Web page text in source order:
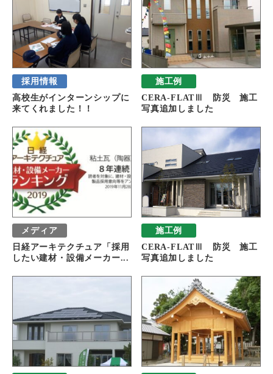
採用情報
高校生がインターンシップに
来てくれました！！
施工例
CERA-FLATⅢ 防災 施工
写真追加しました
メディア
日経アーキテクチュア「採用
したい建材・設備メーカー...
施工例
CERA-FLATⅢ 防災 施工
写真追加しました